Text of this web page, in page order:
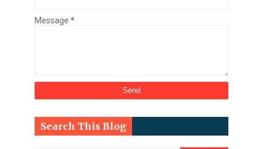
Message *
Search This Blog